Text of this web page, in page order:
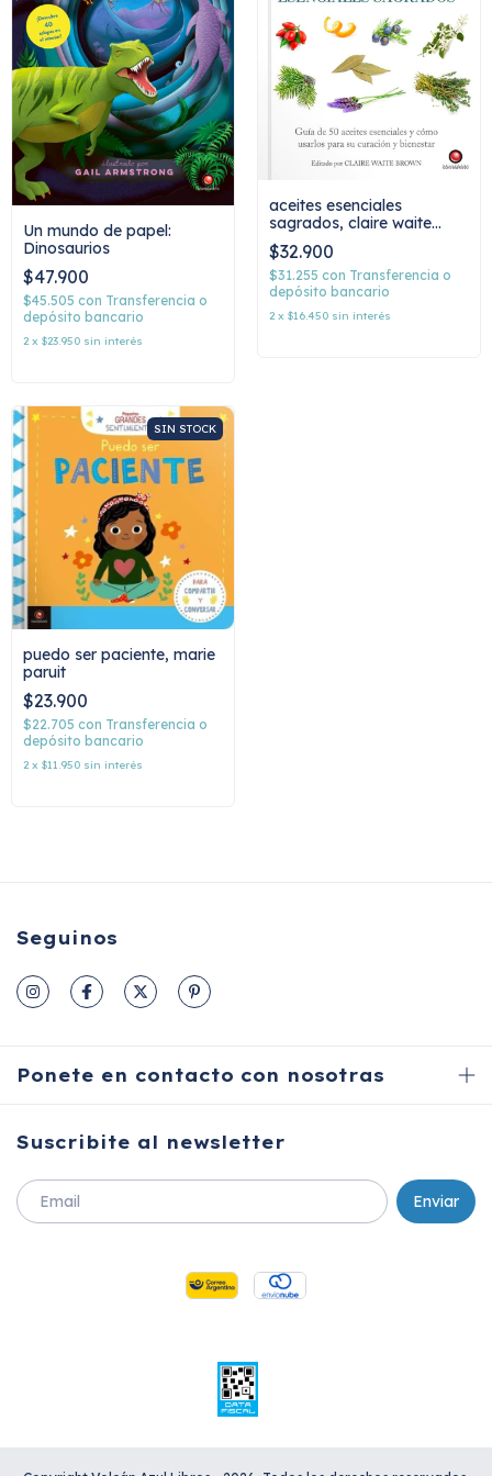
Un mundo de papel:
Dinosaurios
$47.900
$45.505 con Transferencia o
depósito bancario
2 x $23.950 sin interés
aceites esenciales
sagrados, claire waite
brown
$32.900
$31.255 con Transferencia o
depósito bancario
2 x $16.450 sin interés
SIN STOCK
puedo ser paciente, marie
paruit
$23.900
$22.705 con Transferencia o
depósito bancario
2 x $11.950 sin interés
Seguinos
Ponete en contacto con nosotras
Suscribite al newsletter